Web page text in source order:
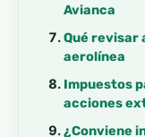
Avianca
Qué revisar
aerolínea
Impuestos
acciones
¿Conviene